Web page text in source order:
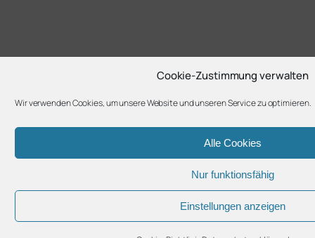
Cookie-Zustimmung verwalten
Wir verwenden Cookies, um unsere Website und unseren Service zu optimieren.
Alle Cookies
Nur funktionsfähig
Einstellungen anzeigen